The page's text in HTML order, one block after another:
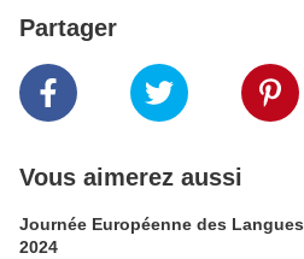
Partager
Vous aimerez aussi
Journée Européenne des Langues
2024